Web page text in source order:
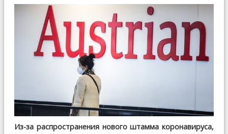
Из-за распространения нового штамма коронавируса,